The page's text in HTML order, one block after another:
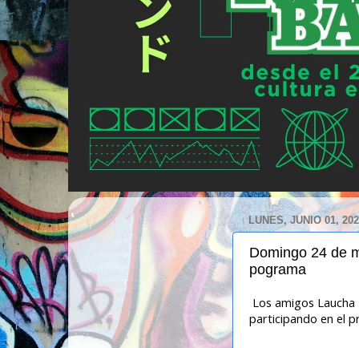
LUNES, JUNIO 01,
Domingo 24 de
pograma
Los amigos
participando en el